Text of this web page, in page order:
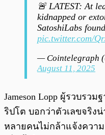
🚨 LATEST: At
kidnapped or
SatoshiLabs
pic.twitter.com/
— Cointelegraph
August 11, 2025
Jameson Lopp ผู้รวบรว
ริปโต บอกว่าตัวเลขจริงน่
หลายคนไม่กล้าแจ้งควา